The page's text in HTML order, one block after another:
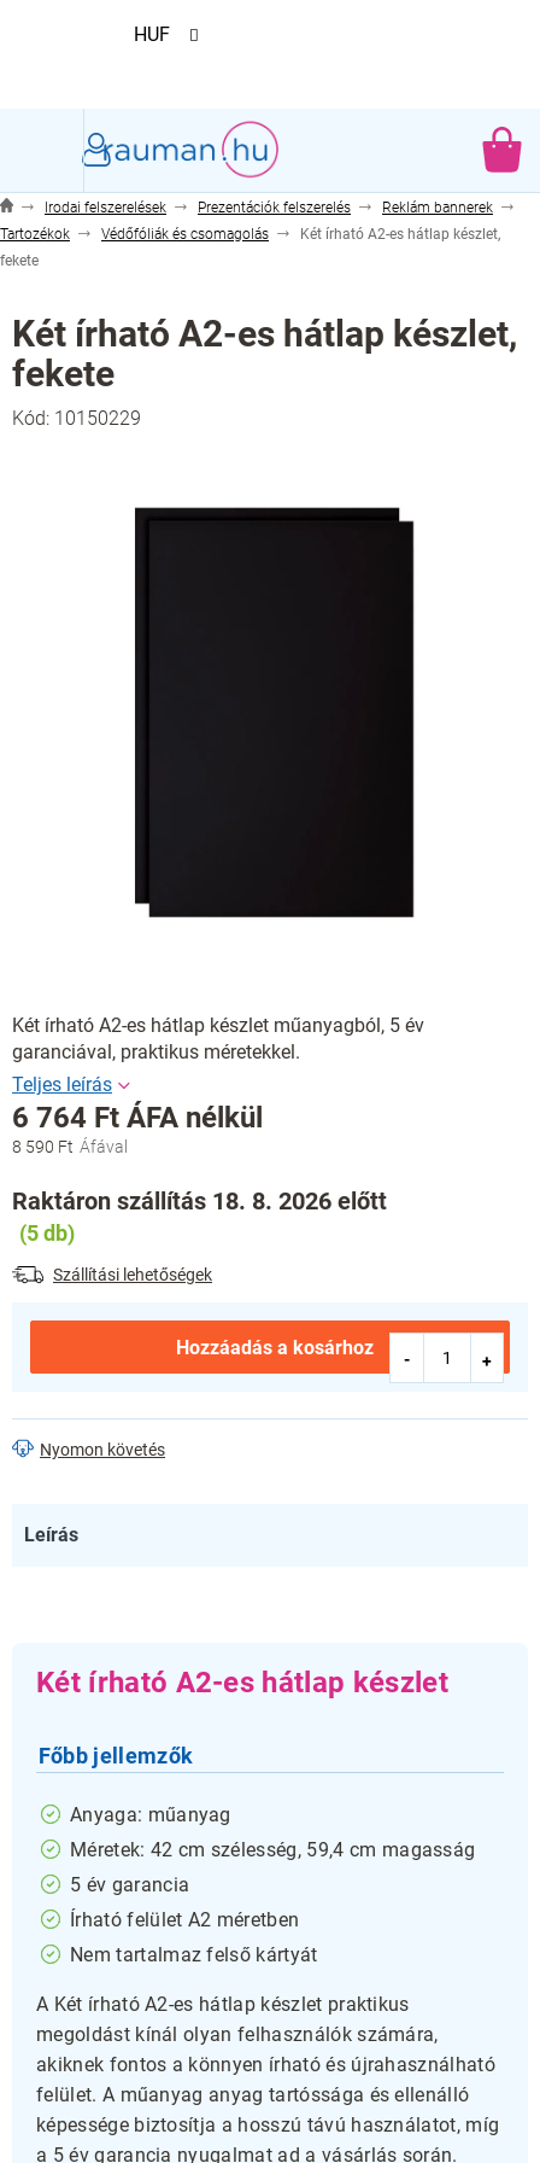
HUF
Irodai felszerelések Prezentációk felszerelés
Reklám bannerek
Tartozékok
Védőfóliák és csomagolás
Két írható A2-es hátlap készlet,
fekete
Két írható A2-es hátlap készlet,
fekete
Kód: 10150229
Két írható A2-es hátlap készlet műanyagból, 5 év
garanciával, praktikus méretekkel.
8 590 Ft
6 764 Ft ÁFA nélkül
Egységár:
Raktáron szállítás 18. 8. 2026 előtt
(5 db)
Szállítási lehetőségek
Hozzáadás a kosárhoz
Nyomon követés
Leírás
Két írható A2-es hátlap készlet
Főbb jellemzők
Anyaga: műanyag
Méretek: 42 cm szélesség, 59,4 cm magasság
5 év garancia
Írható felület A2 méretben
Nem tartalmaz felső kártyát
A Két írható A2-es hátlap készlet praktikus
megoldást kínál olyan felhasználók számára,
akiknek fontos a könnyen írható és újrahasználható
felület. A műanyag anyag tartóssága és ellenálló
képessége biztosítja a hosszú távú használatot, míg
a 5 év garancia nyugalmat ad a vásárlás során.